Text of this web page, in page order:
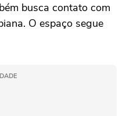
busca contato com
O espaço segue